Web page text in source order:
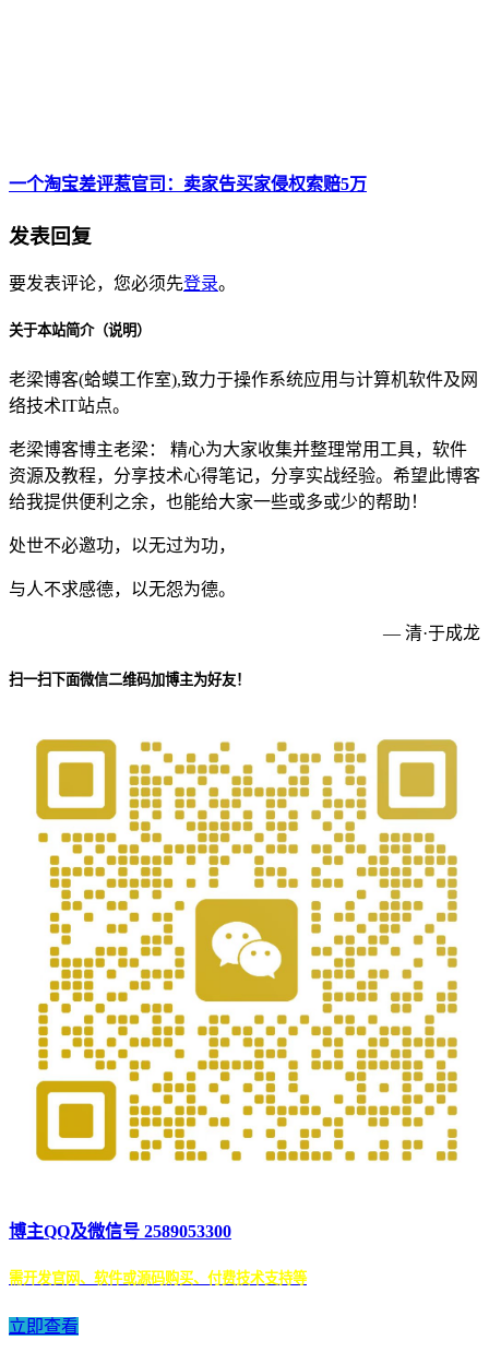
一个淘宝差评惹官司：卖家告买家侵权索赔5万
发表回复
要发表评论，您必须先登录。
关于本站简介（说明）
老梁博客(蛤蟆工作室),致力于操作系统应用与计算机软件及网
络技术IT站点。
老梁博客博主老梁： 精心为大家收集并整理常用工具，软件
资源及教程，分享技术心得笔记，分享实战经验。希望此博客
给我提供便利之余，也能给大家一些或多或少的帮助！
处世不必邀功，以无过为功，
与人不求感德，以无怨为德。
— 清·于成龙
扫一扫下面微信二维码加博主为好友！
博主QQ及微信号 2589053300
需开发官网、软件或源码购买、付费技术支持等
立即查看